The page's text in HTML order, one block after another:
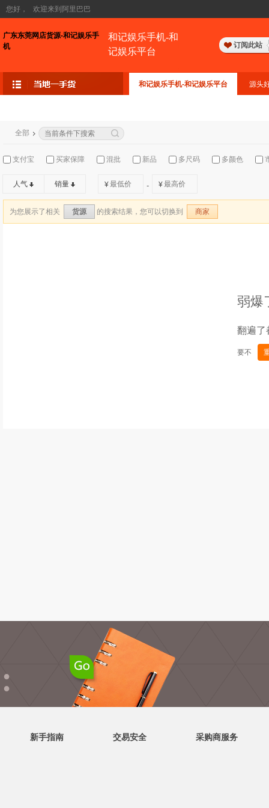
您好， 欢迎来到阿里巴巴
广东东莞网店货源-和记娱乐手
机
和记娱乐手机-和
记娱乐平台
订阅此站
和记娱乐手机-和记娱乐平台 源头
全部
支付宝 买家保障 混批 新品 多尺码 多颜色
人气 销量 ¥ - ¥
为您展示了相关 货源 的搜索结果，您可以切换到 商家
弱爆
翻遍了
要不
●
●
新手指南 交易安全 采购商服务